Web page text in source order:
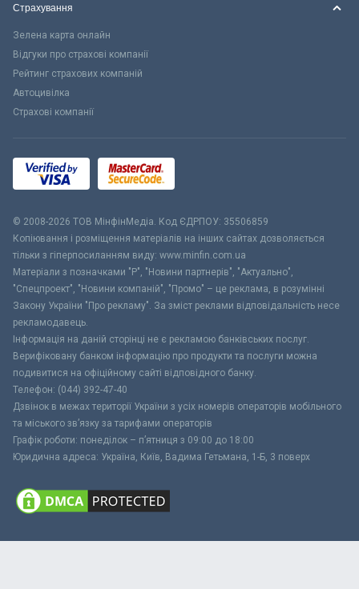
Страхування
Зелена карта онлайн
Відгуки про страхові компанії
Рейтинг страхових компаній
Автоцивілка
Страхові компанії
© 2008-2026 ТОВ МiнфiнМедiа. Код ЄДРПОУ: 35506859
Копіювання і розміщення матеріалів на інших сайтах дозволяється
тільки з гіперпосиланням виду: www.minfin.com.ua
Матеріали з позначками "Р", "Новини партнерів", "Актуально",
"Спецпроект", "Новини компаній", "Промо" – це реклама, в розумінні
Закону України "Про рекламу". За зміст реклами відповідальність несе
рекламодавець.
Інформація на даній сторінці не є рекламою банківських послуг.
Верифіковану банком інформацію про продукти та послуги можна
подивитися на офіційному сайті відповідного банку.
Телефон: (044) 392-47-40
Дзвінок в межах території України з усіх номерів операторів мобільного
та міського зв’язку за тарифами операторів
Графік роботи: понеділок – п’ятниця з 09:00 до 18:00
Юридична адреса: Україна, Київ, Вадима Гетьмана, 1-Б, 3 поверх